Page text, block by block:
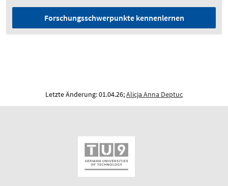
Forschungsschwerpunkte kennenlernen
Letzte Änderung: 01.04.26;Alicja Anna Deptuc